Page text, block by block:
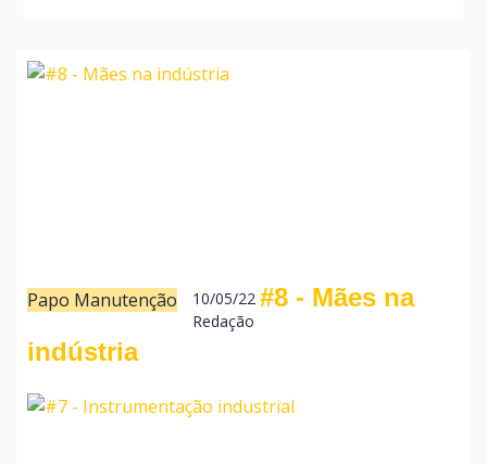
Papo Manutenção
10/05/22
Redação
#8 - Mães na
indústria